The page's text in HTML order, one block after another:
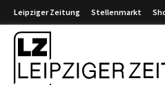
Leipziger Zeitung Stellenmarkt